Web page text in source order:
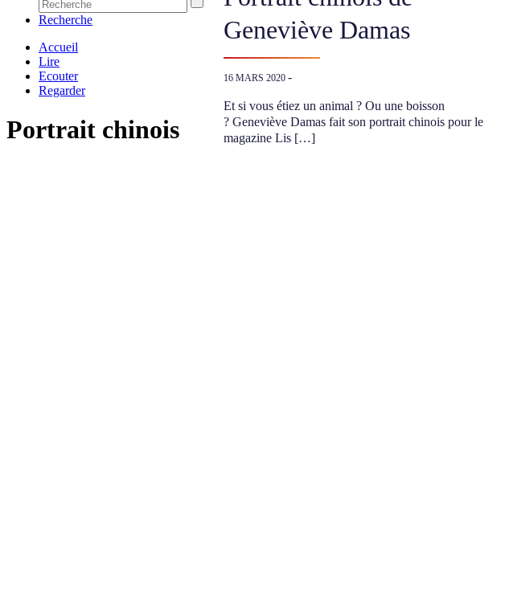
Recherche
Accueil
Lire
Ecouter
Regarder
Portrait chinois
Geneviève Damas
16 MARS 2020 -
Et si vous étiez un animal ? Ou une boisson
? Geneviève Damas fait son portrait chinois pour le
magazine Lis […]